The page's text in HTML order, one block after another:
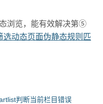
浏览，能有效解决第⑤
选动态页面伪静态规则匹
判断当前栏目错误